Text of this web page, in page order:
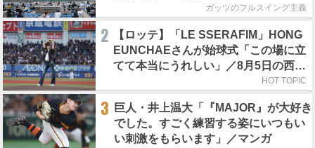
ガッツのフルスイング主義
2
【ロッテ】「LE SSERAFIM」HONG
EUNCHAEさんが始球式「この場に立
てて本当にうれしい」／8月5日の西武
HOT TOPIC
3
巨人・井上温大「『MAJOR』が大好き
でした。すごく練習する姿にいつもい
い刺激をもらいます」／マンガ